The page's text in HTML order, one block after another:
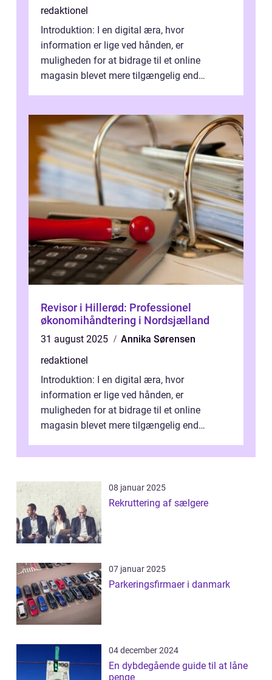
redaktionel
Introduktion: I en digital æra, hvor
information er lige ved hånden, er
muligheden for at bidrage til et online
magasin blevet mere tilgængelig end
Revisor i Hillerød: Professionel
økonomihåndtering i Nordsjælland
31 august 2025
Annika Sørensen
redaktionel
Introduktion: I en digital æra, hvor
information er lige ved hånden, er
muligheden for at bidrage til et online
magasin blevet mere tilgængelig end
magas...
08 januar 2025
Rekruttering af sælgere
07 januar 2025
Parkeringsfirmaer i danmark
04 december 2024
En dybdegående guide til at låne
penge